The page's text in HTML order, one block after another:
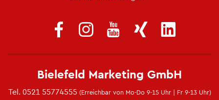
Bie­le­feld Mar­ke­ting GmbH
Tel. 0521 55774555 (Er­reich­bar von Mo-Do 9-15 Uhr | Fr 9-13 Uhr)